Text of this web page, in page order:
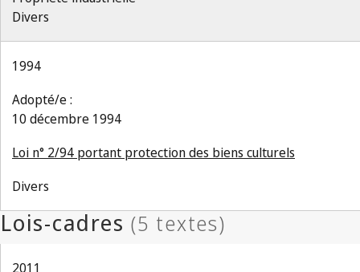
Divers
1994
Adopté/e :
10 décembre 1994
Loi n° 2/94 portant protection des biens culturels
Divers
2011